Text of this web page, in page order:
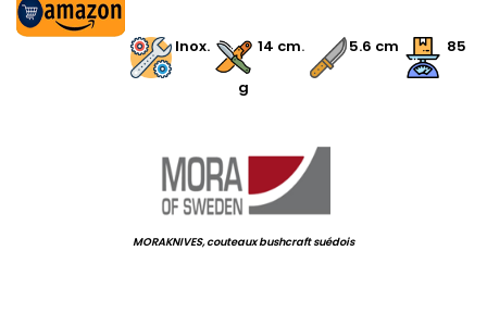
. Inox. 14 cm. 5.6 cm
85
g
MORAKNIVES, couteaux bushcraft suédois